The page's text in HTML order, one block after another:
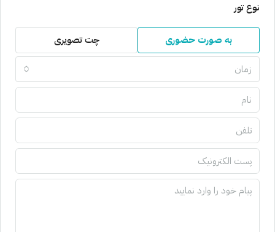
نوع تور
به صورت حضوری چت تصویری
زمان